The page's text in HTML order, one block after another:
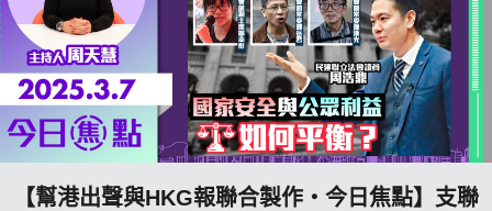
【幫港出聲與HKG報聯合製作‧今日焦點】支聯